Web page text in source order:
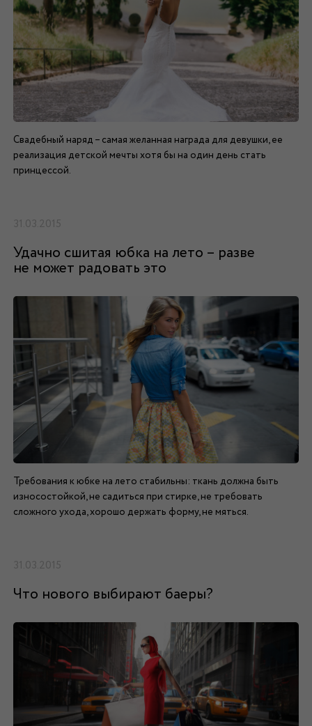
Свадебный наряд – самая желанная награда для девушки, ее
реализация детской мечты хотя бы на один день стать
принцессой.
31.03.2015
Удачно сшитая юбка на лето – разве
не может радовать это
Требования к юбке на лето стабильны: ткань должна быть
износостойкой, не садиться при стирке, не требовать
сложного ухода, хорошо держать форму, не мяться.
31.03.2015
Что нового выбирают баеры?